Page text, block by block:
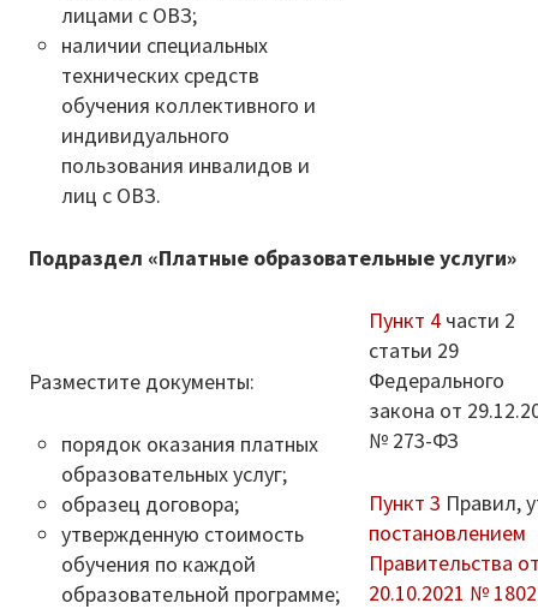
лицами с ОВЗ;
наличии специальных
технических средств
обучения коллективного и
индивидуального
пользования инвалидов и
лиц с ОВЗ.
Подраздел «Платные образовательные услуги»
Разместите документы:
порядок оказания платных
образовательных услуг;
образец договора;
утвержденную стоимость
обучения по каждой
образовательной программе;
Пункт 4 части 2
статьи 29
Федерального
закона от
№ 273-ФЗ
Пункт 3 Правил,
постановлением
Правительства
20.10.2021 № 1802